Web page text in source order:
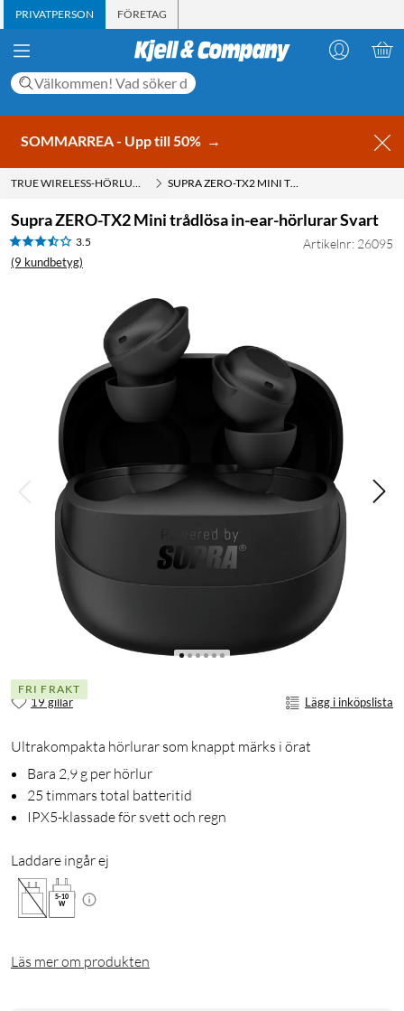
PRIVATPERSON FÖRETAG
SOMMARREA - Upp till 50% →
TRUE WIRELESS-HÖRLURAR SUPRA ZERO-TX2 MINI TRÅDLÖSA IN-EAR-HÖRLURAR SVART
Supra ZERO-TX2 Mini trådlösa in-ear-hörlurar Svart
3.5
(9 kundbetyg)
Artikelnr: 26095
FRI FRAKT
19 gillar Lägg i inköpslista
Ultrakompakta hörlurar som knappt märks i örat
Bara 2,9 g per hörlur
25 timmars total batteritid
IPX5-klassade för svett och regn
Laddare ingår ej
5-10
W
Läs mer om produkten